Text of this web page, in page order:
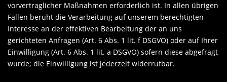
vorvertraglicher Maßnahmen erforderlich ist. In allen übrigen
Fällen beruht die Verarbeitung auf unserem berechtigten
Interesse an der effektiven Bearbeitung der an uns
gerichteten Anfragen (Art. 6 Abs. 1 lit. f DSGVO) oder auf Ihrer
Einwilligung (Art. 6 Abs. 1 lit. a DSGVO) sofern diese abgefragt
wurde; die Einwilligung ist jederzeit widerrufbar.